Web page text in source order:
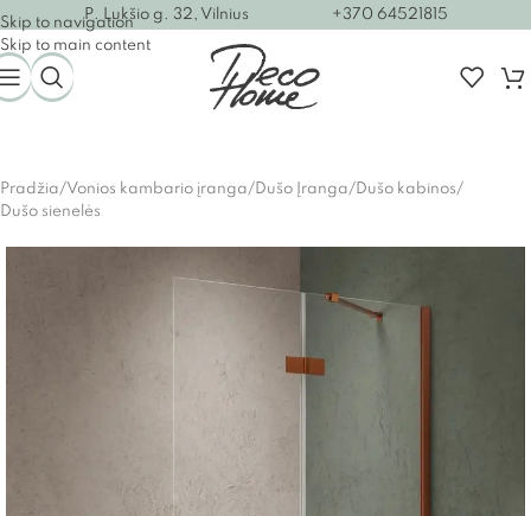
Skip to navigation
Skip to main content
P. Lukšio g. 32, Vilnius +370 64521815
Pradžia/Vonios kambario įranga/Dušo Įranga/Dušo kabinos/
Dušo sienelės